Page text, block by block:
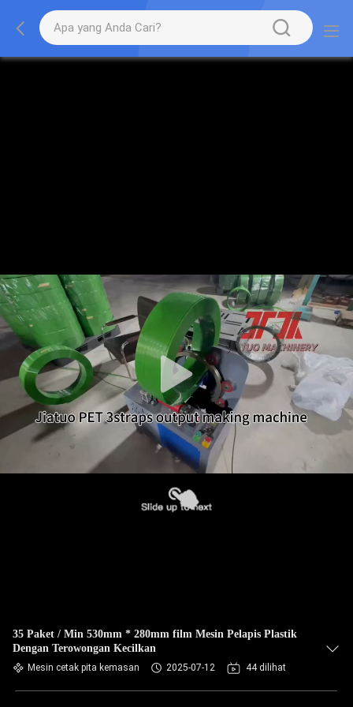
35 Paket / Min 530mm * 280mm film Mesin Pelapis Plastik
Dengan Terowongan Kecilkan
Mesin cetak pita kemasan 2025-07-12 44 dilihat